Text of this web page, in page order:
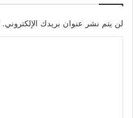
لن يتم نشر عنوان بريدك الإلكتروني.